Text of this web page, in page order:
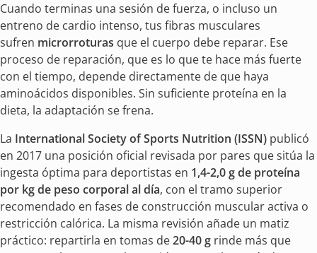
Cuando terminas una sesión de fuerza, o incluso un
entreno de cardio intenso, tus fibras musculares
sufren microrroturas que el cuerpo debe reparar. Ese
proceso de reparación, que es lo que te hace más fuerte
con el tiempo, depende directamente de que haya
aminoácidos disponibles. Sin suficiente proteína en la
dieta, la adaptación se frena.
La International Society of Sports Nutrition (ISSN) publicó
en 2017 una posición oficial revisada por pares que sitúa la
ingesta óptima para deportistas en 1,4-2,0 g de proteína
por kg de peso corporal al día, con el tramo superior
recomendado en fases de construcción muscular activa o
restricción calórica. La misma revisión añade un matiz
práctico: repartirla en tomas de20-40 g rinde más que